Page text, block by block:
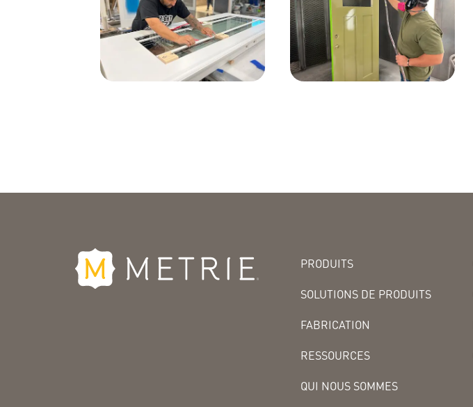
PRODUITS
SOLUTIONS DE PRODUITS
FABRICATION
RESSOURCES
QUI NOUS SOMMES